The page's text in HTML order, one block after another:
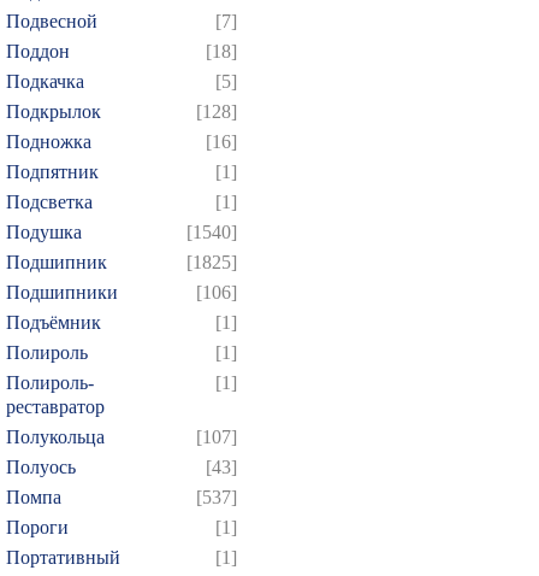
Подвесной
[7]
Поддон
[18]
Подкачка
[5]
Подкрылок
[128]
Подножка
[16]
Подпятник
[1]
Подсветка
[1]
Подушка
[1540]
Подшипник
[1825]
Подшипники
[106]
Подъёмник
[1]
Полироль
[1]
Полироль-
реставратор
[1]
Полукольца
[107]
Полуось
[43]
Помпа
[537]
Пороги
[1]
Портативный
[1]